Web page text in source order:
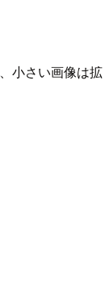
小さい画像は拡